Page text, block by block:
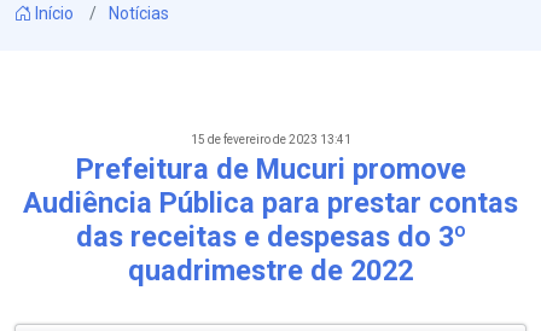
Início Notícias
15 de fevereiro de 2023 13:41
Prefeitura de Mucuri promove
Audiência Pública para prestar contas
das receitas e despesas do 3º
quadrimestre de 2022